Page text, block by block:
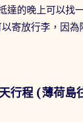
達的晚上可以找
寄放行李，因為
行程 (薄荷島